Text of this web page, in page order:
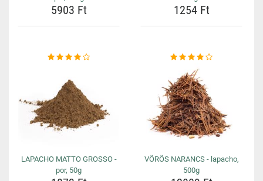
5903 Ft 1254 Ft
LAPACHO MATTO GROSSO -
por, 50g
VÖRÖS NARANCS - lapacho,
500g